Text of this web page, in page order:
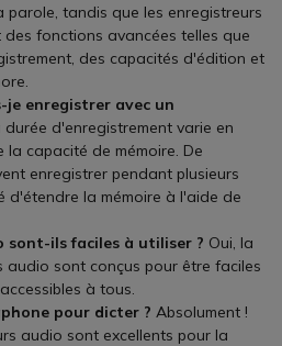
parole, tandis que les enregistreurs
fonctions avancées telles que
des capacités d'édition et
je enregistrer avec un
durée d'enregistrement varie en
capacité de mémoire. De
enregistrer pendant plusieurs
d'étendre la mémoire à l'aide de
sont-ils faciles à utiliser ? Oui, la
audio sont conçus pour être faciles
à tous.
pour dicter ? Absolument !
audio sont excellents pour la